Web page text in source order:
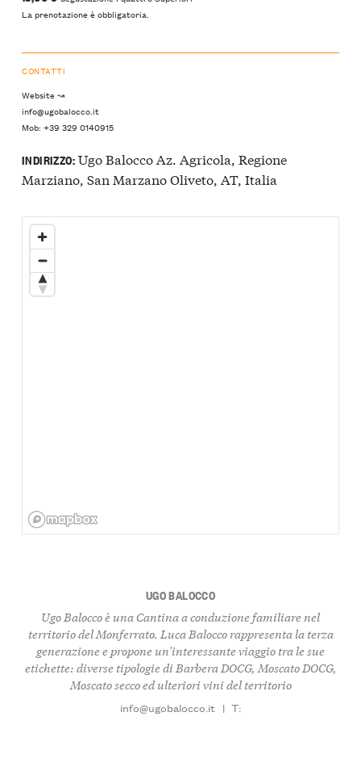
La prenotazione è obbligatoria.
CONTATTI
Website ↝
info@ugobalocco.it
Mob: +39 329 0140915
INDIRIZZO:Ugo Balocco Az. Agricola, Regione
Marziano, San Marzano Oliveto, AT, Italia
UGO BALOCCO
Ugo Balocco è una Cantina a conduzione familiare nel
territorio del Monferrato. Luca Balocco rappresenta la terza
generazione e propone un'interessante viaggio tra le sue
etichette: diverse tipologie di Barbera DOCG, Moscato DOCG,
Moscato secco ed ulteriori vini del territorio
info@ugobalocco.it | T: